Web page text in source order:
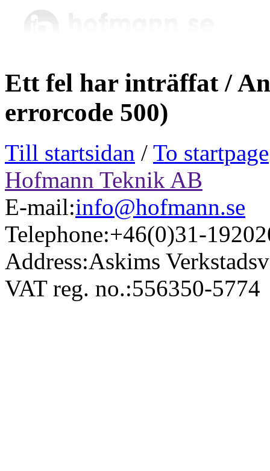
Ett fel har inträffat /
errorcode 500)
Till startsidan / To startpage
Hofmann Teknik AB
E-mail:info@hofmann.se
Telephone:+46(0)31-
Address:Askims
VAT reg. no.:556350-5774